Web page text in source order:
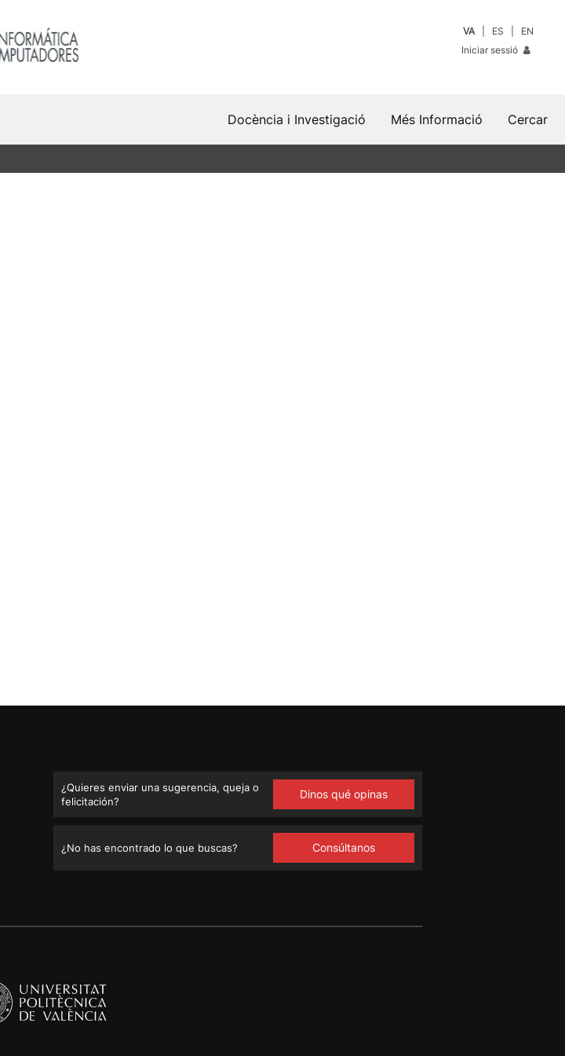
VA ES
EN
Iniciar sessió
Cercar
Més Informació
Docència i Investigació
¿Quieres enviar una sugerencia, queja o
felicitación?
Dinos qué opinas
¿No has encontrado lo que buscas? Consúltanos